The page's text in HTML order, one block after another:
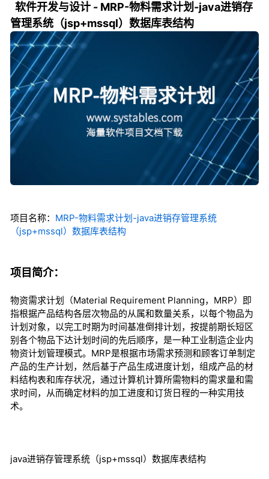
软件开发与设计 - MRP-物料需求计划-java进销存
管理系统（jsp+mssql）数据库表结构
项目名称： MRP-物料需求计划-java进销存管理系统
（jsp+mssql）数据库表结构
项目简介：
物资需求计划（Material Requirement Planning，MRP）即
指根据产品结构各层次物品的从属和数量关系，以每个物品为
计划对象，以完工时期为时间基准倒排计划，按提前期长短区
别各个物品下达计划时间的先后顺序，是一种工业制造企业内
物资计划管理模式。MRP是根据市场需求预测和顾客订单制定
产品的生产计划，然后基于产品生成进度计划，组成产品的材
料结构表和库存状况，通过计算机计算所需物料的需求量和需
求时间，从而确定材料的加工进度和订货日程的一种实用技
术。
java进销存管理系统（jsp+mssql）数据库表结构